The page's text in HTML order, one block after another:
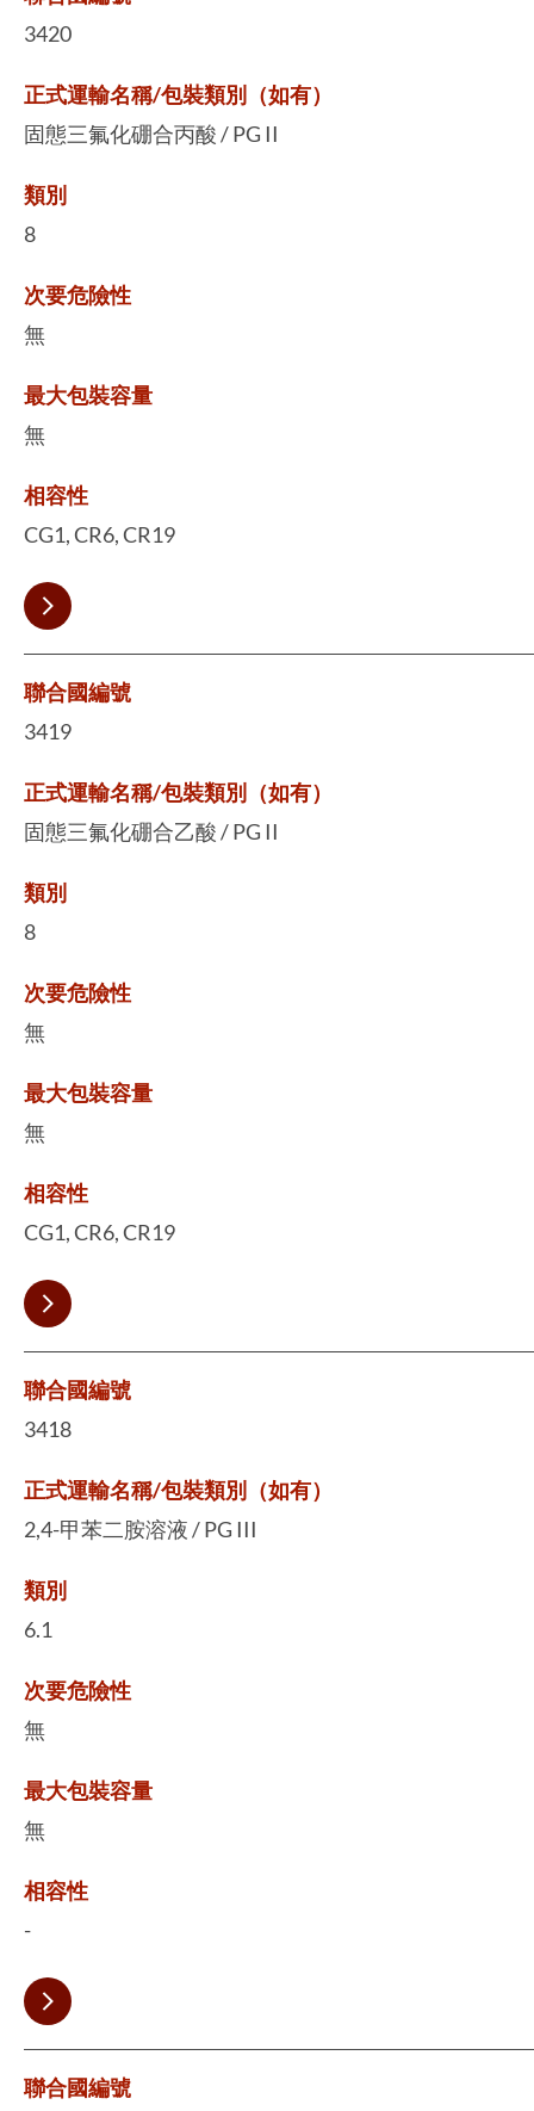
3420
正式運輸名稱/包裝類別（如有）
固態三氟化硼合丙酸 / PG II
類別
8
次要危險性
無
最大包裝容量
無
相容性
CG1, CR6, CR19
聯合國編號
3419
正式運輸名稱/包裝類別（如有）
固態三氟化硼合乙酸 / PG II
類別
8
次要危險性
無
最大包裝容量
無
相容性
CG1, CR6, CR19
聯合國編號
3418
正式運輸名稱/包裝類別（如有）
2,4-甲苯二胺溶液 / PG III
類別
6.1
次要危險性
無
最大包裝容量
無
相容性
-
聯合國編號